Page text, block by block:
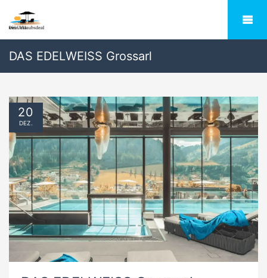
DAS EDELWEISS Grossarl
20
DEZ.